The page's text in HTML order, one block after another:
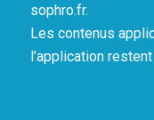
sophro.fr.
Les contenus
l’application